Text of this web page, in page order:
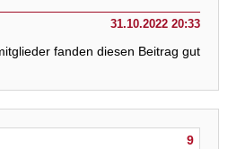
31.10.2022 20:33
fanden diesen Beitrag gut
9